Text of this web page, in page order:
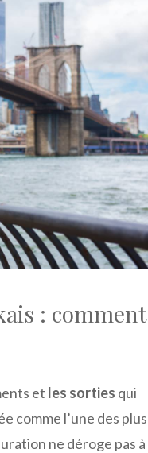
: comment
et les sorties qui
comme l’une des plus
ne déroge pas à